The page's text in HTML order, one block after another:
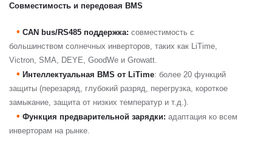
Совместимость и передовая BMS
• CAN bus/RS485 поддержка: совместимость с
большинством солнечных инверторов, таких как LiTime,
Victron, SMA, DEYE, GoodWe и Growatt.
• Интеллектуальная BMS от LiTime: более 20 функций
защиты (перезаряд, глубокий разряд, перегрузка, короткое
замыкание, защита от низких температур и т.д.).
• Функция предварительной зарядки: адаптация ко всем
инверторам на рынке.